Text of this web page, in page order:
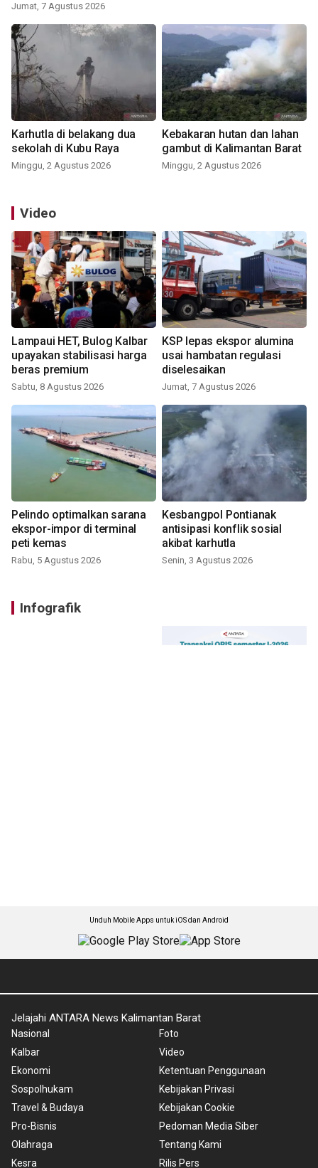
Jumat, 7 Agustus 2026
Karhutla di belakang dua
sekolah di Kubu Raya
Minggu, 2 Agustus 2026
Kebakaran hutan dan lahan
gambut di Kalimantan Barat
Minggu, 2 Agustus 2026
Video
Lampaui HET, Bulog Kalbar
upayakan stabilisasi harga
beras premium
Sabtu, 8 Agustus 2026
KSP lepas ekspor alumina
usai hambatan regulasi
diselesaikan
Jumat, 7 Agustus 2026
Pelindo optimalkan sarana
ekspor-impor di terminal
peti kemas
Rabu, 5 Agustus 2026
Kesbangpol Pontianak
antisipasi konflik sosial
akibat karhutla
Senin, 3 Agustus 2026
Infografik
Unduh Mobile Apps untuk iOS dan Android
Jelajahi ANTARA News Kalimantan Barat
Nasional
Kalbar
Ekonomi
Sospolhukam
Travel & Budaya
Pro-Bisnis
Olahraga
Kesra
Foto
Video
Ketentuan Penggunaan
Kebijakan Privasi
Kebijakan Cookie
Pedoman Media Siber
Tentang Kami
Rilis Pers